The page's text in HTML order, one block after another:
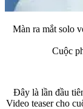
Màn ra mắt solo
Cuộc
Đây là lần đầu
Video teaser cho